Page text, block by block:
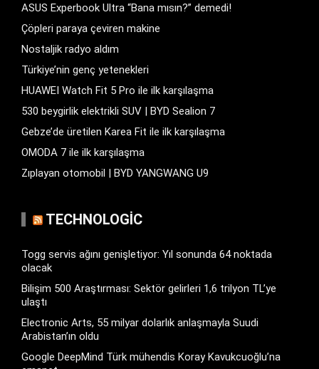
ASUS Experbook Ultra “Bana mısın?” demedi!
Çöpleri paraya çeviren makine
Nostaljik radyo aldım
Türkiye’nin genç yetenekleri
HUAWEI Watch Fit 5 Pro ile ilk karşılaşma
530 beygirlik elektrikli SUV | BYD Sealion 7
Gebze’de üretilen Karea Fit ile ilk karşılaşma
OMODA 7 ile ilk karşılaşma
Zıplayan otomobil | BYD YANGWANG U9
TECHNOLOGIC
Togg servis ağını genişletiyor: Yıl sonunda 64 noktada
olacak
Bilişim 500 Araştırması: Sektör gelirleri 1,6 trilyon TL’ye
ulaştı
Electronic Arts, 55 milyar dolarlık anlaşmayla Suudi
Arabistan’ın oldu
Google DeepMind Türk mühendis Koray Kavukcuoğlu’na